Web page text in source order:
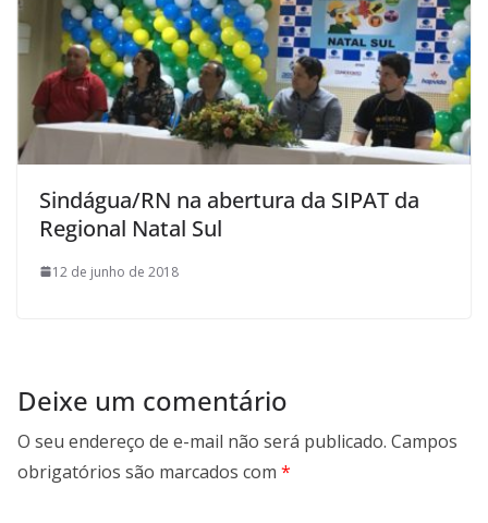
Sindágua/RN na abertura da SIPAT da
Regional Natal Sul
12 de junho de 2018
Deixe um comentário
O seu endereço de e-mail não será publicado. Campos
obrigatórios são marcados com *